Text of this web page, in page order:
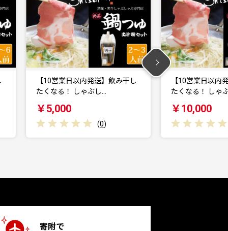
【10営業日以内発送】飲み干し
たくなる！ しゃぶし…
￥10,000
(0)
【10営業日以内
たくなる！ しゃ
￥6,000
寄附で